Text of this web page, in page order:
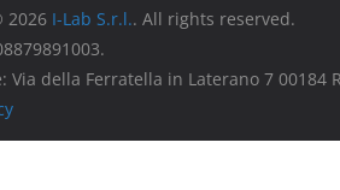
2026 I-Lab S.r.l.. All rights reserved.
Via della Ferratella in Laterano 7 00184